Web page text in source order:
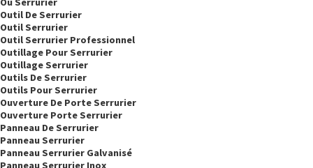
Outil De Serrurier
Outil Serrurier
Outil Serrurier Professionnel
Outillage Pour Serrurier
Outillage Serrurier
Outils De Serrurier
Outils Pour Serrurier
Ouverture De Porte Serrurier
Ouverture Porte Serrurier
Panneau De Serrurier
Panneau Serrurier
Panneau Serrurier Galvanisé